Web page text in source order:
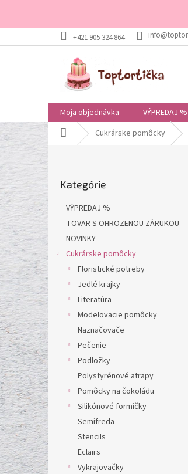
na
+421 905 324 864
Moja objednávka VÝPREDAJ %
Domov Cukrárske pomôcky
o
ý
e
kategórie
Kategórie
VÝPREDAJ %
TOVAR S OHROZENOU ZÁRUKOU
NOVINKY
Cukrárske pomôcky
Floristické potreby
Jedlé krajky
Literatúra
Modelovacie pomôcky
Naznačovače
Pečenie
Podložky
Polystyrénové atrapy
Pomôcky na čokoládu
Silikónové formičky
Semifreda
Stencils
Eclairs
Vykrajovačky